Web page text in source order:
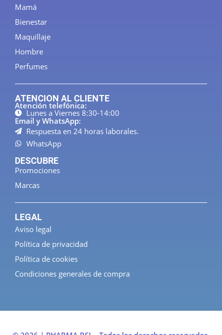
Mamá
Bienestar
Maquillaje
Hombre
Perfumes
ATENCION AL CLIENTE
Atención telefónica:
Lunes a Viernes 8:30-14:00
Email y WhatsApp:
Respuesta en 24 horas laborales.
WhatsApp
DESCUBRE
Promociones
Marcas
LEGAL
Aviso legal
Política de privacidad
Política de cookies
Condiciones generales de compra